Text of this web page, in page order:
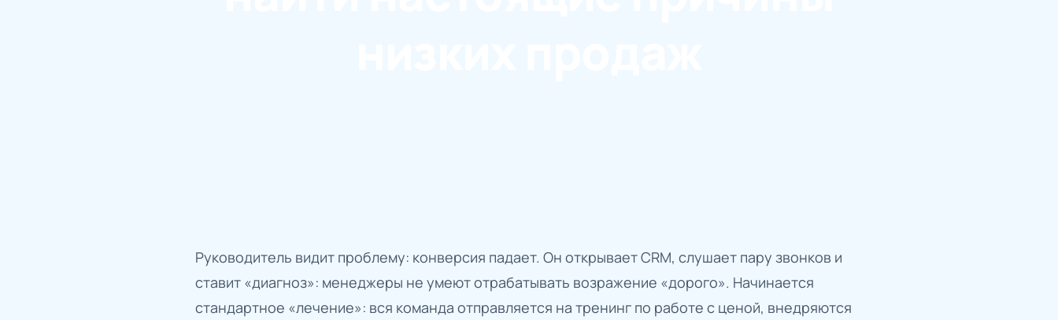
Руководитель видит проблему: конверсия падает. Он открывает CRM, слушает пару звонков и
ставит «диагноз»: менеджеры не умеют отрабатывать возражение «дорого». Начинается
стандартное «лечение»: вся команда отправляется на тренинг по работе с ценой, внедряются